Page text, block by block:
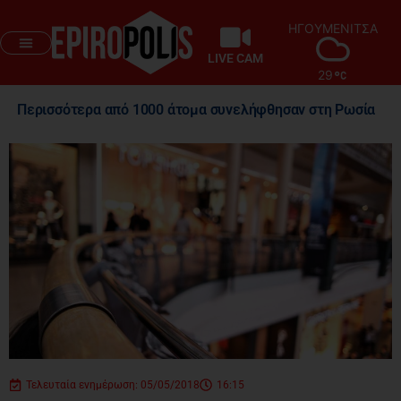
LIVE CAM
ΗΓΟΥΜΕΝΙΤΣΑ
29
Περισσότερα από 1000 άτομα συνελήφθησαν στη Ρωσία
Τελευταία ενημέρωση: 05/05/2018 16:15